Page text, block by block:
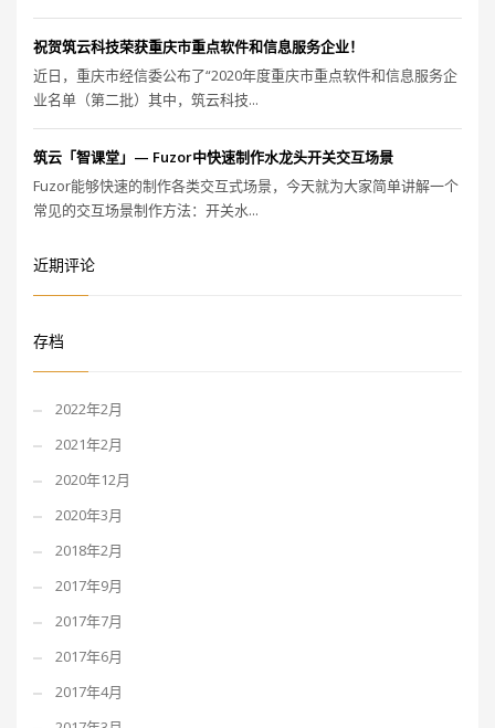
祝贺筑云科技荣获重庆市重点软件和信息服务企业！
近日，重庆市经信委公布了“2020年度重庆市重点软件和信息服务企
业名单（第二批）其中，筑云科技...
筑云「智课堂」— Fuzor中快速制作水龙头开关交互场景
Fuzor能够快速的制作各类交互式场景，今天就为大家简单讲解一个
常见的交互场景制作方法：开关水...
近期评论
存档
2022年2月
2021年2月
2020年12月
2020年3月
2018年2月
2017年9月
2017年7月
2017年6月
2017年4月